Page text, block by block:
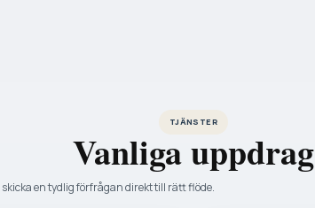
TJÄNSTER
Vanliga uppdrag
skicka en tydlig förfrågan direkt till rätt flöde.